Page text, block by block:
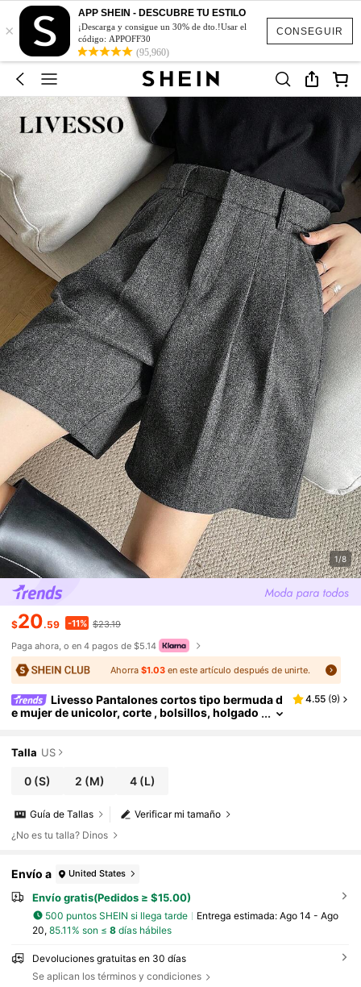
CONSEGUIR
×
APP SHEIN - DESCUBRE TU ESTILO
¡Descarga y consigue un 30% de dto.!Usar el
código: APPOFF30
(95,960)
1/8
$20.59 -11% $23.19
Paga ahora, o en 4 pagos de $5.14
Ahorra $1.03en este artículo después de unirte.
Livesso Pantalones cortos tipo bermuda d
e mujer de unicolor, corte , bolsillos, holgado
4.55 (9)
Talla US
0 (S) 2 (M) 4(L)
Verificar mi tamaño
Guía de Tallas
¿No es tu talla? Dinos
Envío a United States
Envío gratis(Pedidos ≥ $15.00)
500 puntos SHEIN si llega tarde Entrega estimada: Ago 14 - Ago
20, 85.11% son ≤ 8días hábiles
Devoluciones gratuitas en 30 días
Se aplican los términos y condiciones